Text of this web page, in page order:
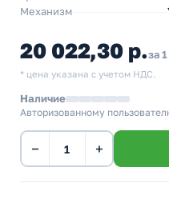
Механизм
20 022,30 р.за
* цена указана с учетом НДС.
Наличие
Авторизованному
− +